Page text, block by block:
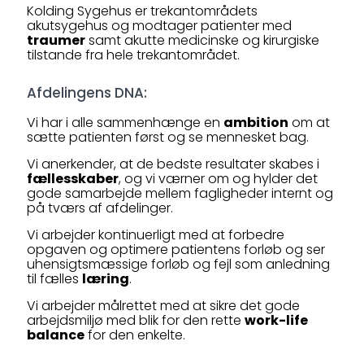
Kolding Sygehus er trekantområdets
akutsygehus og modtager patienter med
traumersamt akutte medicinske og kirurgiske
tilstande fra hele trekantområdet.
Afdelingens DNA:
Vi har i alle sammenhænge en ambition om at
sætte patienten først og se mennesket bag.
Vi anerkender, at de bedste resultater skabes i
fællesskaber, og vi værner om og hylder det
gode samarbejde mellem fagligheder internt og
på tværs af afdelinger.
Vi arbejder kontinuerligt med at forbedre
opgaven og optimere patientens forløb og ser
uhensigtsmæssige forløb og fejl som anledning
til fælles læring.
Vi arbejder målrettet med at sikre det gode
arbejdsmiljø med blik for den rette work-life
balancefor den enkelte.